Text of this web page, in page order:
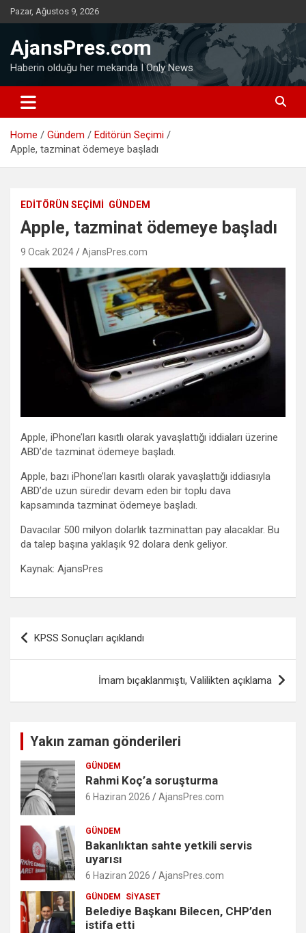
Skip
to
Pazar, Ağustos 9, 2026
AjansPres.com
Haberin olduğu her mekanda I Only News
Home Gündem
Editörün Seçimi
Apple, tazminat ödemeye başladı
EDITÖRÜN SEÇIMI GÜNDEM
Apple, tazminat ödemeye başladı
9 Ocak 2024 AjansPres.com
Apple, iPhone’ları kasıtlı olarak yavaşlattığı iddiaları üzerine
ABD’de tazminat ödemeye başladı.
Apple, bazı iPhone’ları kasıtlı olarak yavaşlattığı iddiasıyla
ABD’de uzun süredir devam eden bir toplu dava
kapsamında tazminat ödemeye başladı.
Davacılar 500 milyon dolarlık tazminattan pay alacaklar. Bu
da talep başına yaklaşık 92 dolara denk geliyor.
Kaynak: AjansPres
Yazı
gezinmesi
KPSS Sonuçları açıklandı
İmam bıçaklanmıştı, Valilikten açıklama
Yakın zaman gönderileri
GÜNDEM
Rahmi Koç’a soruşturma
6 Haziran 2026 AjansPres.com
GÜNDEM
Bakanlıktan sahte yetkili servis
uyarısı
6 Haziran 2026 AjansPres.com
GÜNDEM SIYASET
Belediye Başkanı Bilecen, CHP’den
istifa etti